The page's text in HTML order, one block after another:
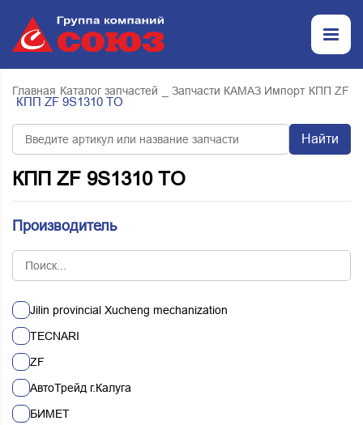
Главная Каталог запчастей _ Запчасти КАМАЗ Импорт КПП ZF
КПП ZF 9S1310 TO
Найти
КПП ZF 9S1310 TO
Производитель
Jilin provincial Xucheng mechanization
TECNARI
ZF
АвтоТрейд г.Калуга
БИМЕТ